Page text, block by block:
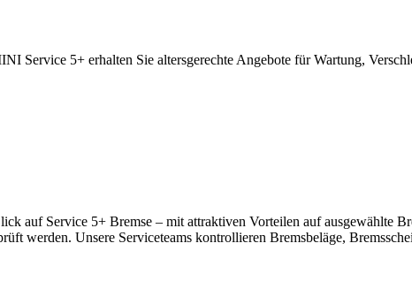
5+ erhalten Sie altersgerechte Angebote für Wartung,
auf Service 5+ Bremse – mit attraktiven Vorteilen auf ausgewählte
werden. Unsere Serviceteams kontrollieren Bremsbeläge,